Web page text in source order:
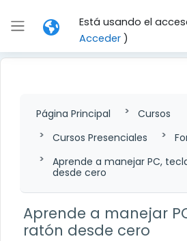
Panel lateral
Está usando el
Acceder)
Página Principal
Cursos
Cursos Presenciales
Aprende a manejar PC,
desde cero
Aprende a manejar
ratón desde cero